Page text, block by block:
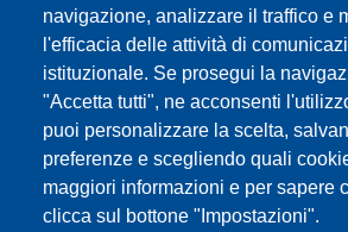
navigazione, analizzare il traffico e
l'efficacia delle attività di
istituzionale. Se prosegui la
"Accetta tutti", ne acconsenti
puoi personalizzare la scelta,
preferenze e scegliendo quali
maggiori informazioni e per sapere
clicca sul bottone "Impostazioni".
Moodle didattica online
Partita IVA: 00427620364
Dipartimento di Scienze Fisiche,
Sede: Via Campi 213/A - 41125 Modena,